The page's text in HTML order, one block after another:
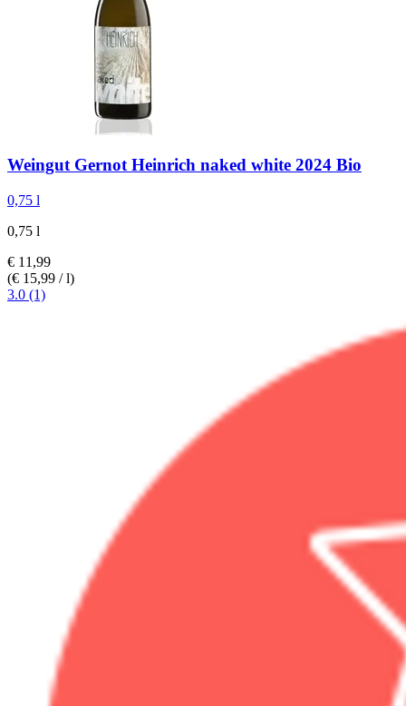
Weingut Gernot Heinrich naked white 2024 Bio
0,75 l
0,75 l
€ 11,99
(€ 15,99 / l)
3.0 (1)